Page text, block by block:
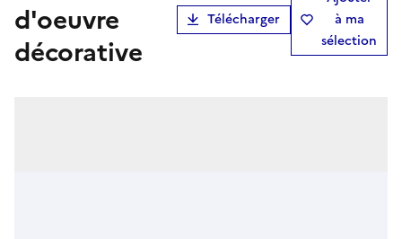
d'oeuvre
décorative
Télécharger
à ma
sélection